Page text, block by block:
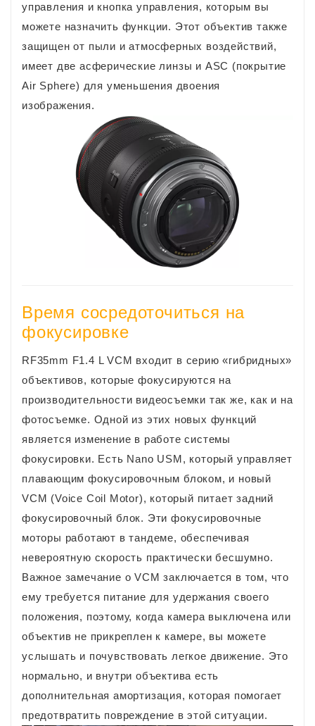
управления и кнопка управления, которым вы
можете назначить функции. Этот объектив также
защищен от пыли и атмосферных воздействий,
имеет две асферические линзы и ASC (покрытие
Air Sphere) для уменьшения двоения
изображения.
Время сосредоточиться на
фокусировке
RF35mm F1.4 L VCM входит в серию «гибридных»
объективов, которые фокусируются на
производительности видеосъемки так же, как и на
фотосъемке. Одной из этих новых функций
является изменение в работе системы
фокусировки. Есть Nano USM, который управляет
плавающим фокусировочным блоком, и новый
VCM (Voice Coil Motor), который питает задний
фокусировочный блок. Эти фокусировочные
моторы работают в тандеме, обеспечивая
невероятную скорость практически бесшумно.
Важное замечание о VCM заключается в том, что
ему требуется питание для удержания своего
положения, поэтому, когда камера выключена или
объектив не прикреплен к камере, вы можете
услышать и почувствовать легкое движение. Это
нормально, и внутри объектива есть
дополнительная амортизация, которая помогает
предотвратить повреждение в этой ситуации.